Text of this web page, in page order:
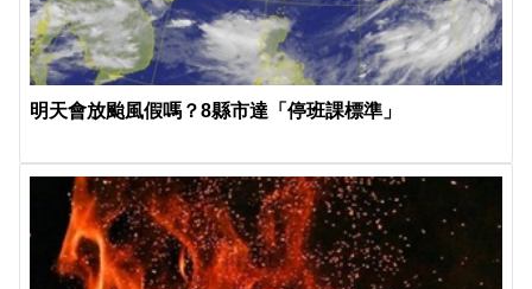
明天會放颱風假嗎？8縣市達「停班課標準」